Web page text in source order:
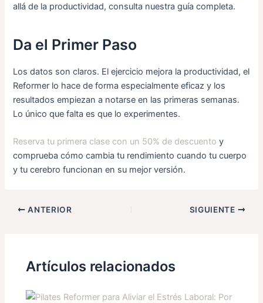
allá de la productividad, consulta nuestra guía completa.
Da el Primer Paso
Los datos son claros. El ejercicio mejora la productividad, el
Reformer lo hace de forma especialmente eficaz y los
resultados empiezan a notarse en las primeras semanas.
Lo único que falta es que lo experimentes.
Reserva tu primera clase con un 50% de descuento y
comprueba cómo cambia tu rendimiento cuando tu cuerpo
y tu cerebro funcionan en su mejor versión.
ANTERIOR SIGUIENTE
Artículos relacionados